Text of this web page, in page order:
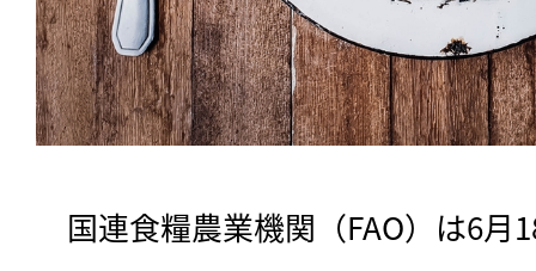
国連食糧農業機関（FAO）は6月